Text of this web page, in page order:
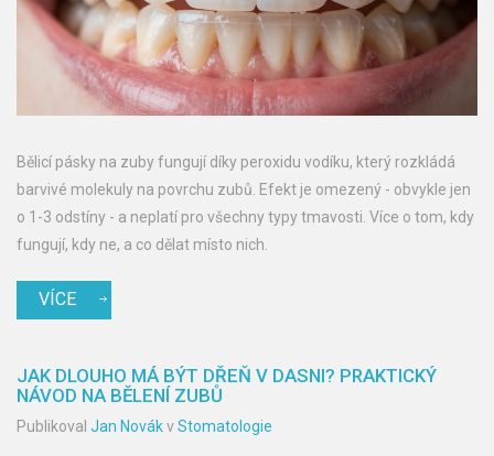
Bělicí pásky na zuby fungují díky peroxidu vodíku, který rozkládá
barvivé molekuly na povrchu zubů. Efekt je omezený - obvykle jen
o 1-3 odstíny - a neplatí pro všechny typy tmavosti. Více o tom, kdy
fungují, kdy ne, a co dělat místo nich.
VÍCE
JAK DLOUHO MÁ BÝT DŘEŇ V DASNI? PRAKTICKÝ
NÁVOD NA BĚLENÍ ZUBŮ
Publikoval Jan NovákvStomatologie